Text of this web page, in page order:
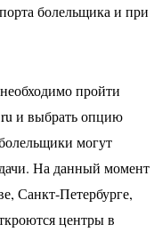
болельщика и при
пройти
и выбрать опцию
могут
На данный момент
Санкт-Петербурге,
центры в